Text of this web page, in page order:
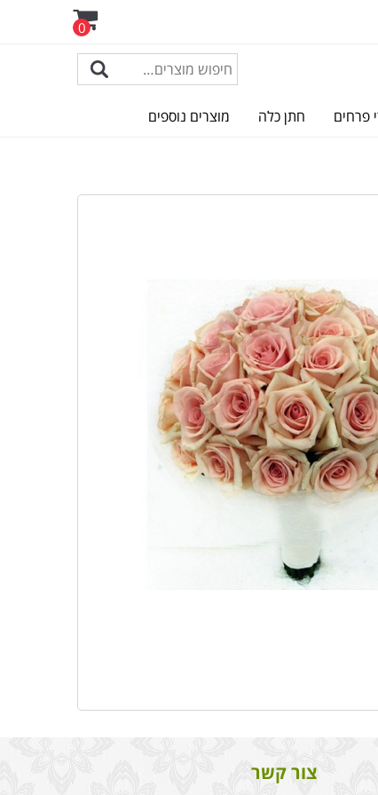
0
פרחים חתן כלה מוצרים נוספים
צור קשר